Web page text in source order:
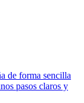
de forma sencilla
pasos claros y